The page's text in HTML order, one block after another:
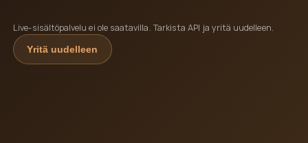
Live-sisältöpalvelu ei ole saatavilla. Tarkista API ja yritä uudelleen.
Yritä uudelleen